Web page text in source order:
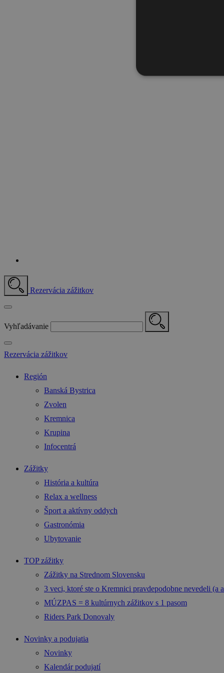
Rezervácia zážitkov
Vyhľadávanie
Rezervácia zážitkov
Región
Banská Bystrica
Zvolen
Kremnica
Krupina
Infocentrá
Zážitky
História a kultúra
Relax a wellness
Šport a aktívny oddych
Gastronómia
Ubytovanie
TOP zážitky
Zážitky na Strednom Slovensku
3 veci, ktoré ste o Kremnici pravdepodobne nevedeli (a
MÚZPAS = 8 kultúrnych zážitkov s 1 pasom
Riders Park Donovaly
Novinky a podujatia
Novinky
Kalendár podujatí